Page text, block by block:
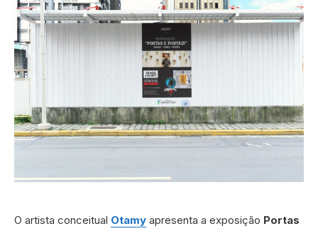
O artista conceitual Otamy apresenta a exposição Portas